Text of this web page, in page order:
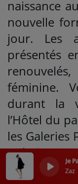
Je
Zaz
naissance
nouvelle
jour. Les
présentés
féminine.
durant la
l’Hôtel du
les Galeries
Galeries,